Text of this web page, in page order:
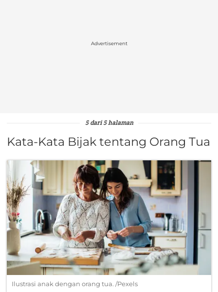
Advertisement
5 dari 5 halaman
Kata-Kata Bijak tentang Orang Tua
Ilustrasi anak dengan orang tua. /Pexels